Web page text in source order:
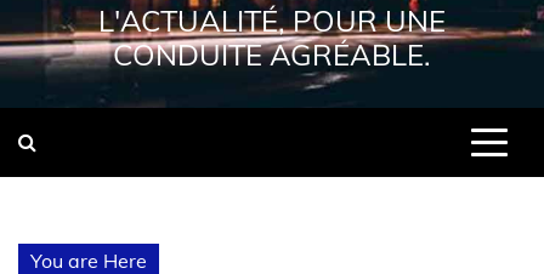
L'ACTUALITÉ, POUR UNE
CONDUITE AGRÉABLE.
You are Here